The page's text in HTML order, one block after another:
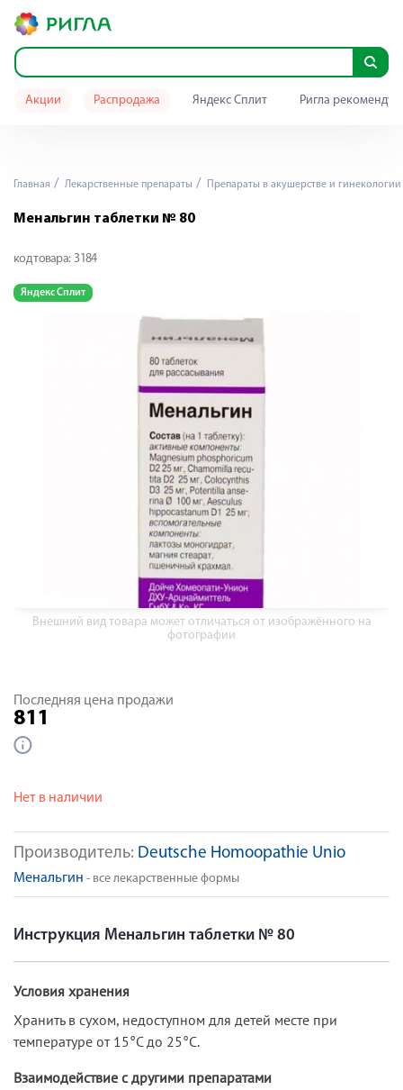
Акции Распродажа Яндекс Сплит Ригла
Главная Лекарственные препараты Препараты в акушерстве и гинекологии
Менальгин таблетки № 80
код товара: 3184
Яндекс Сплит
Внешний вид товара может отличаться от изображённого на
фотографии
Производитель: Deutsche Homoopathie Unio
Менальгин - все лекарственные формы
Последняя цена продажи
811
Нет в наличии
Инструкция Менальгин таблетки № 80
Условия хранения
Хранить в сухом, недоступном для детей месте при
температуре от 15°С до 25°С.
Взаимодействие с другими препаратами